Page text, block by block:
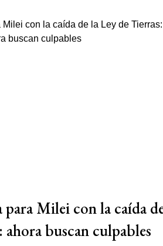
Milei con la caída
buscan culpables